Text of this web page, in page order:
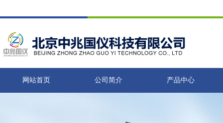
网站首页 公司简介 产品中心